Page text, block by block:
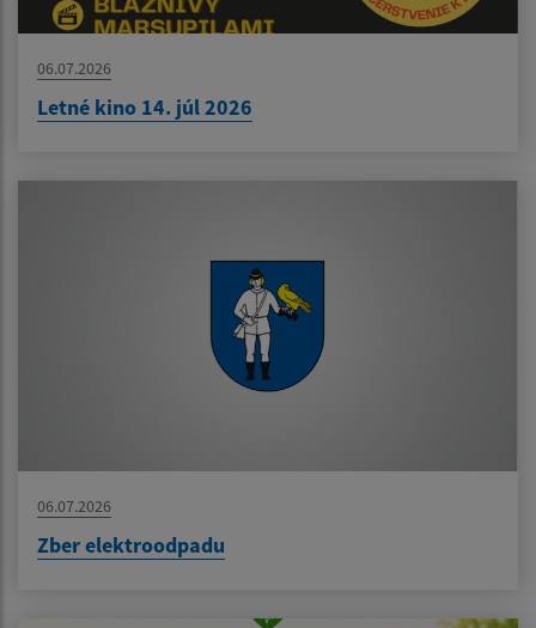
06.07.2026
Letné kino 14. júl 2026
06.07.2026
Zber elektroodpadu